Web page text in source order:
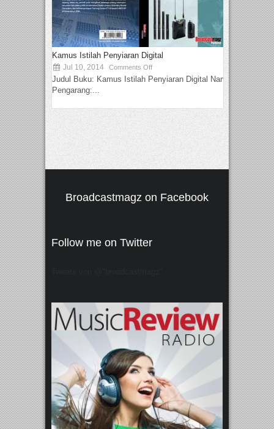
Kamus Istilah Penyiaran Digital
Jul 10, 2014 Comments Off
Judul Buku: Kamus Istilah Penyiaran Digital Nama
Pengarang:...
Broadcastmagz on Facebook
Follow me on Twitter